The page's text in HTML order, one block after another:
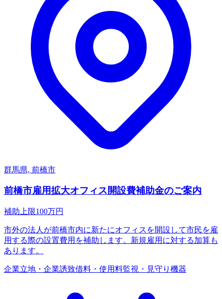
群馬県, 前橋市
前橋市雇用拡大オフィス開設費補助金のご案内
補助上限100万円
市外の法人が前橋市内に新たにオフィスを開設して市民を雇
用する際の設置費用を補助します。新規雇用に対する加算も
あります。
企業立地・企業誘致借料・使用料監視・見守り機器